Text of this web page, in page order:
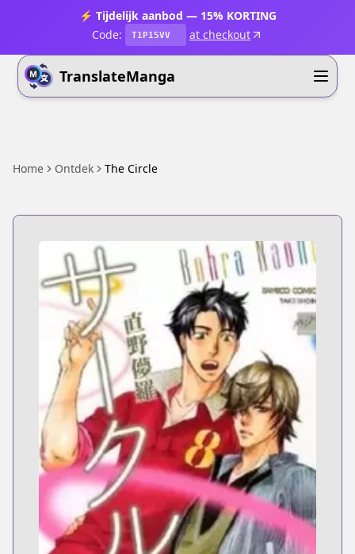
⚡ Tijdelijk aanbod — 15% KORTING
Code:
T1P15VV at checkout
TranslateManga
Home Ontdek The Circle